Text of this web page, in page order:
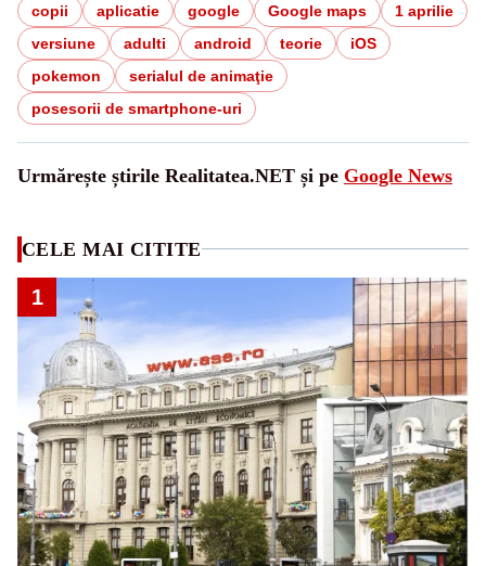
copii aplicatie google Google maps
1 aprilie
versiune
adulti android teorie
iOS
pokemon
serialul de animaţie
posesorii de smartphone-uri
Urmărește știrile Realitatea.NET și pe Google News
CELE MAI CITITE
1